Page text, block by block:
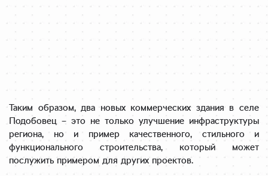
Таким образом, два новых коммерческих здания в селе
Подобовец – это не только улучшение инфраструктуры
региона, но и пример качественного, стильного и
функционального строительства, который может
послужить примером для других проектов.